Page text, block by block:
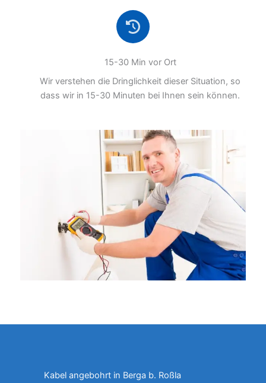
15-30 Min vor Ort
Wir verstehen die Dringlichkeit dieser Situation, so
dass wir in 15-30 Minuten bei Ihnen sein können.
Kabel angebohrt in Berga b. Roßla